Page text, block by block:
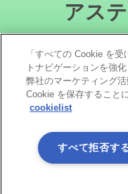
アス
ソー
「すべての Cookie を
トナビゲーションを強
弊社のマーケティング
Cookie を保存すること
cookielist
すべて拒否す